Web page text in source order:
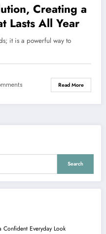
Creating a
Lasts All Year
it is a powerful way to
Read More
Search
Confident Everyday Look